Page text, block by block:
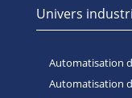
Univers
Automatisation
Automatisation